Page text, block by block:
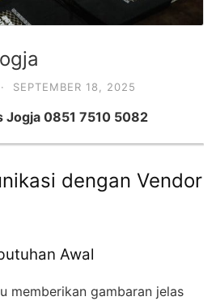
· SEPTEMBER 18, 2025
Jogja 0851 7510 5082
dengan Vendor
Awal
memberikan gambaran jelas